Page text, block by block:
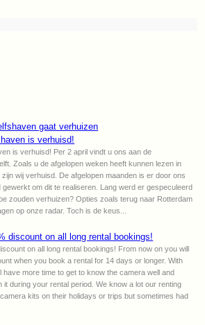
is verhuisd!
is verhuisd! Per 2 april vindt u ons aan de
Zoals u de afgelopen weken heeft kunnen lezen in
wij verhuisd. De afgelopen maanden is er door ons
gewerkt om dit te realiseren. Lang werd er gespeculeerd
zouden verhuizen? Opties zoals terug naar Rotterdam
op onze radar. Toch is de keus...
discount on all long rental bookings!
on all long rental bookings! From now on you will
when you book a rental for 14 days or longer. With
have more time to get to know the camera well and
it during your rental period. We know a lot our renting
kits on their holidays or trips but sometimes had